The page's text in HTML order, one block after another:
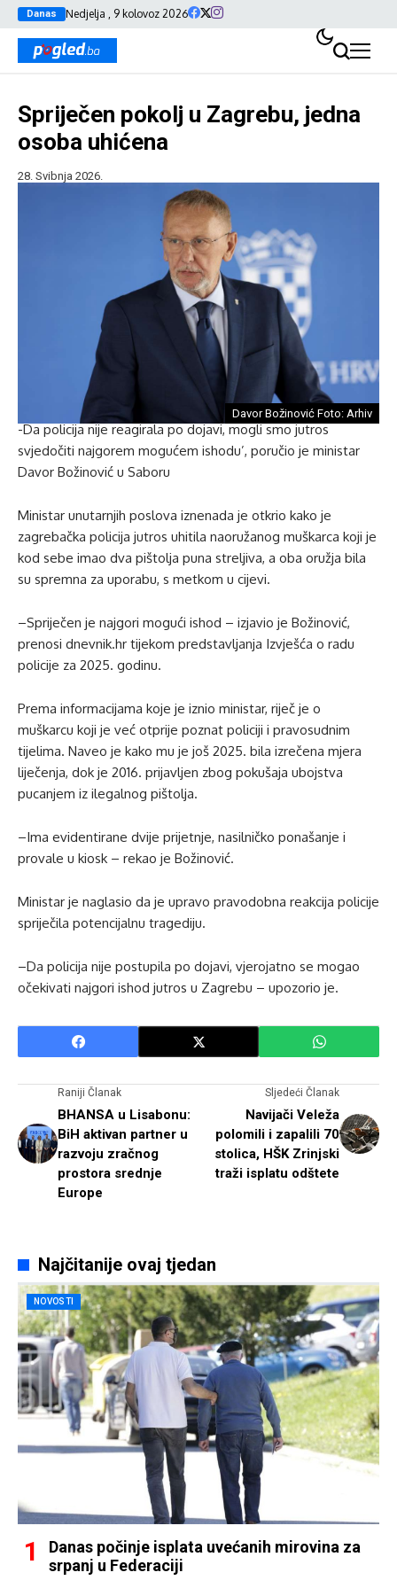
Danas Nedjelja , 9 kolovoz 2026
Spriječen pokolj u Zagrebu, jedna
osoba uhićena
28. Svibnja 2026.
Davor Božinović Foto: Arhiv
-Da policija nije reagirala po dojavi, mogli smo jutros
svjedočiti najgorem mogućem ishodu’, poručio je ministar
Davor Božinović u Saboru
Ministar unutarnjih poslova iznenada je otkrio kako je
zagrebačka policija jutros uhitila naoružanog muškarca koji je
kod sebe imao dva pištolja puna streljiva, a oba oružja bila
su spremna za uporabu, s metkom u cijevi.
–Spriječen je najgori mogući ishod – izjavio je Božinović,
prenosi dnevnik.hr tijekom predstavljanja Izvješća o radu
policije za 2025. godinu.
Prema informacijama koje je iznio ministar, riječ je o
muškarcu koji je već otprije poznat policiji i pravosudnim
tijelima. Naveo je kako mu je još 2025. bila izrečena mjera
liječenja, dok je 2016. prijavljen zbog pokušaja ubojstva
pucanjem iz ilegalnog pištolja.
–Ima evidentirane dvije prijetnje, nasilničko ponašanje i
provale u kiosk – rekao je Božinović.
Ministar je naglasio da je upravo pravodobna reakcija policije
spriječila potencijalnu tragediju.
–Da policija nije postupila po dojavi, vjerojatno se mogao
očekivati najgori ishod jutros u Zagrebu – upozorio je.
Raniji Članak
BHANSA u Lisabonu:
BiH aktivan partner u
razvoju zračnog
prostora srednje
Europe
Sljedeći Članak
Navijači Veleža
polomili i zapalili 70
stolica, HŠK Zrinjski
traži isplatu odštete
Najčitanije ovaj tjedan
NOVOSTI
Danas počinje isplata uvećanih mirovina za
srpanj u Federaciji